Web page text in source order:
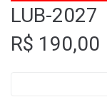
LUB-2027
R$ 190,00